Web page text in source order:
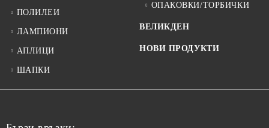
ПОЛИЛЕИ
ЛАМПИОНИ
АПЛИЦИ
ШАПКИ
ОПАКОВКИ/ТОРБИЧКИ
ВЕЛИКДЕН
НОВИ ПРОДУКТИ